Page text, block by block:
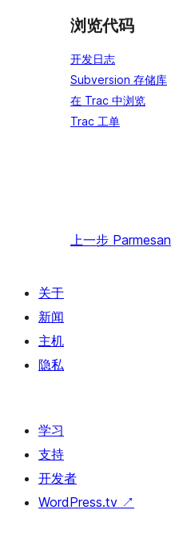
浏览代码
开发日志
Subversion 存储库
在 Trac 中浏览
Trac 工单
上一步 Parmesan
关于
新闻
主机
隐私
学习
支持
开发者
WordPress.tv ↗